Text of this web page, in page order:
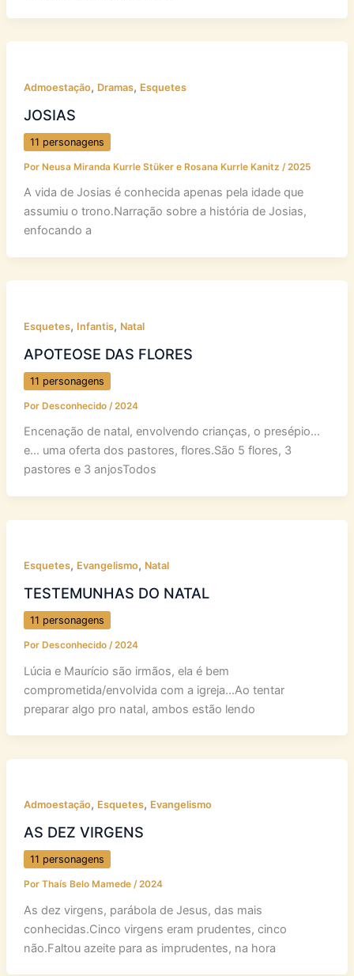
Admoestação, Dramas, Esquetes
JOSIAS
11 personagens
Por Neusa Miranda Kurrle Stüker e Rosana Kurrle Kanitz /2025
A vida de Josias é conhecida apenas pela idade que
assumiu o trono.Narração sobre a história de Josias,
enfocando a
Esquetes, Infantis, Natal
APOTEOSE DAS FLORES
11 personagens
Por Desconhecido /2024
Encenação de natal, envolvendo crianças, o presépio…
e… uma oferta dos pastores, flores.São 5 flores, 3
pastores e 3 anjosTodos
Esquetes, Evangelismo, Natal
TESTEMUNHAS DO NATAL
11 personagens
Por Desconhecido /2024
Lúcia e Maurício são irmãos, ela é bem
comprometida/envolvida com a igreja…Ao tentar
preparar algo pro natal, ambos estão lendo
Admoestação, Esquetes, Evangelismo
AS DEZ VIRGENS
11 personagens
Por Thaís Belo Mamede /2024
As dez virgens, parábola de Jesus, das mais
conhecidas.Cinco virgens eram prudentes, cinco
não.Faltou azeite para as imprudentes, na hora